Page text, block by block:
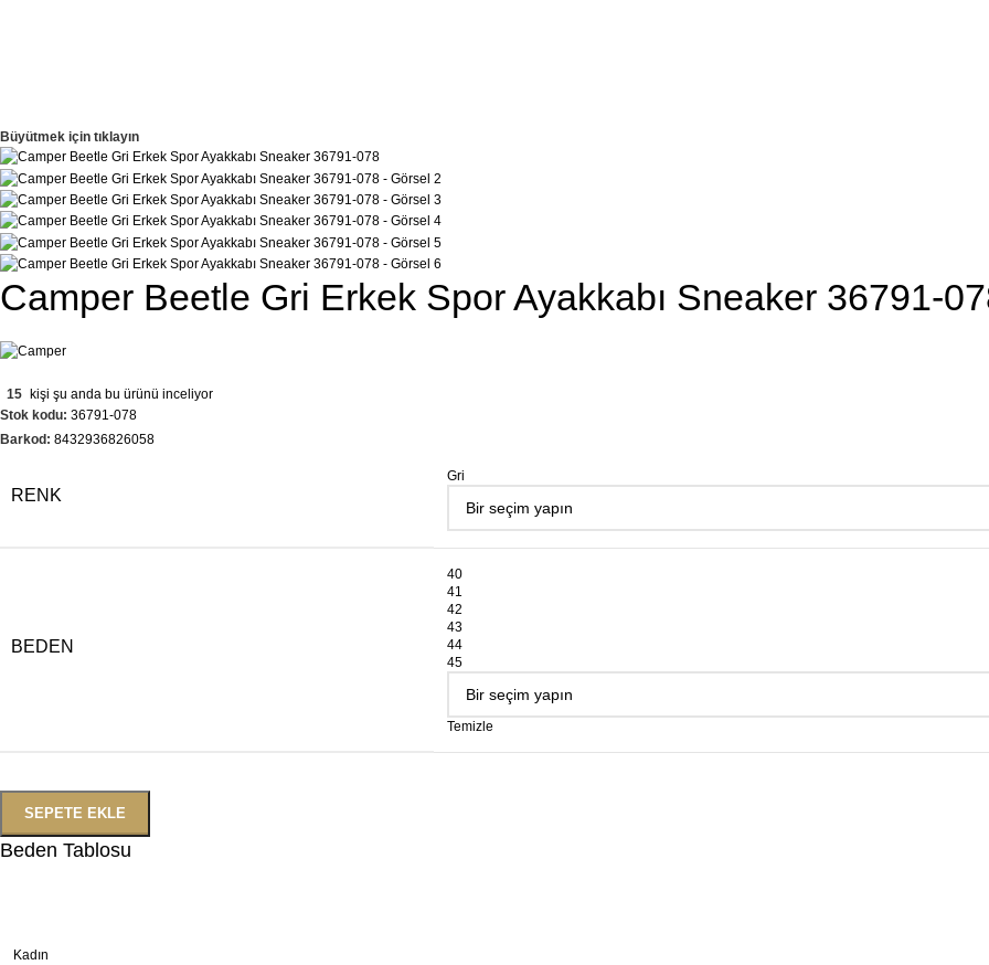
Büyütmek için tıklayın
Camper Beetle Gri Erkek Spor Ayakkabı Sneaker 36791-
15 kişi şu anda bu ürünü inceliyor
Stok kodu: 36791-078
Barkod: 8432936826058
RENK
Gri
BEDEN
40
41
42
43
44
45
Temizle
SEPETE EKLE
Beden Tablosu
Kadın